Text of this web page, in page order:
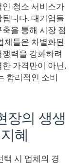
청소 서비스가
니다. 대기업들
을 통해 시장 점
체들은 차별화된
력을 강화하려
가격만이 아닌,
합리적인 소비
장의 생생
혜
택 시 업체의 경